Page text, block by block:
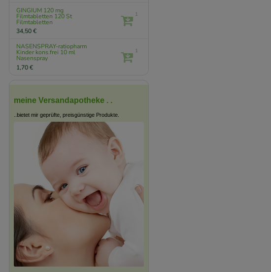
GINGIUM 120 mg
Filmtabletten 120 St
Filmtabletten
34,50 €
1
NASENSPRAY-ratiopharm
Kinder kons.frei 10 ml
Nasenspray
1,70 €
1
meine Versandapotheke . .
..bietet mir geprüfte, preisgünstige Produkte.